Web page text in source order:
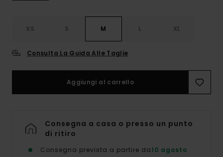
XS S M L XL
Consulta La Guida Alle Taglie
Aggiungi al carrello
Consegna a casa o presso un punto
di ritiro
Consegna prevista a partire da10 agosto